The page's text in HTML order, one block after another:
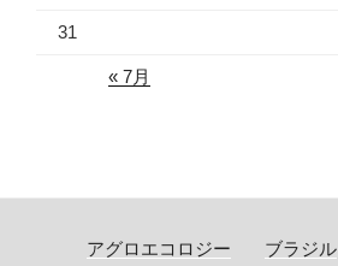
31
« 7月
アグロエコロジー ブラジル